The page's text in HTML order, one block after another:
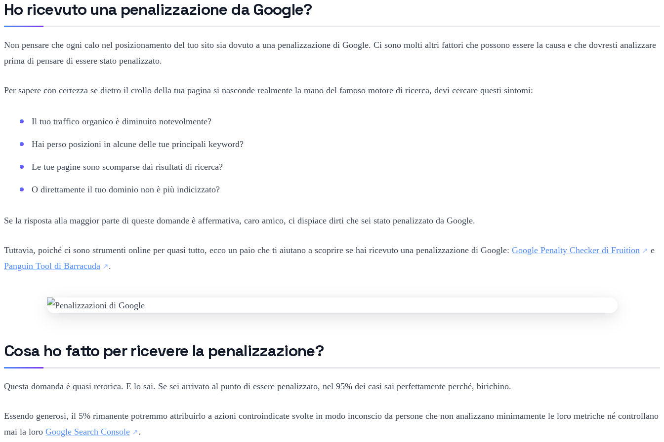
Ho ricevuto una penalizzazione da Google?
Non pensare che ogni calo nel posizionamento del tuo sito sia dovuto a una penalizzazione di Google. Ci sono molti altri fattori che possono essere la causa e che dovresti analizzare
prima di pensare di essere stato penalizzato.
Per sapere con certezza se dietro il crollo della tua pagina si nasconde realmente la mano del famoso motore di ricerca, devi cercare questi sintomi:
Il tuo traffico organico è diminuito notevolmente?
Hai perso posizioni in alcune delle tue principali keyword?
Le tue pagine sono scomparse dai risultati di ricerca?
O direttamente il tuo dominio non è più indicizzato?
Se la risposta alla maggior parte di queste domande è affermativa, caro amico, ci dispiace dirti che sei stato penalizzato da Google.
Tuttavia, poiché ci sono strumenti online per quasi tutto, ecco un paio che ti aiutano a scoprire se hai ricevuto una penalizzazione di Google: Google Penalty Checker di Fruition
e
Panguin Tool di Barracuda
.
Cosa ho fatto per ricevere la penalizzazione?
Questa domanda è quasi retorica. E lo sai. Se sei arrivato al punto di essere penalizzato, nel 95% dei casi sai perfettamente perché, birichino.
Essendo generosi, il 5% rimanente potremmo attribuirlo a azioni controindicate svolte in modo inconscio da persone che non analizzano minimamente le loro metriche né controllano
mai la loro Google Search Console .